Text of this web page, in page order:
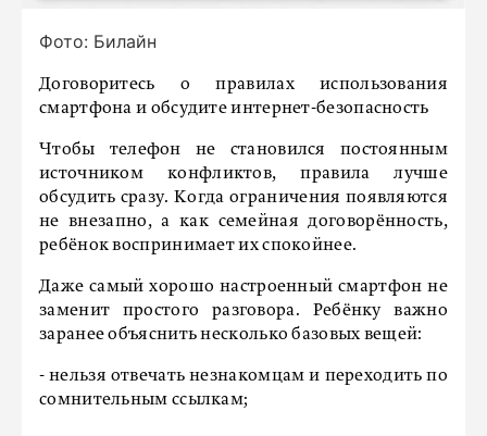
Фото: Билайн
Договоритесь о правилах использования
смартфона и обсудите интернет-безопасность
Чтобы телефон не становился постоянным
источником конфликтов, правила лучше
обсудить сразу. Когда ограничения появляются
не внезапно, а как семейная договорённость,
ребёнок воспринимает их спокойнее.
Даже самый хорошо настроенный смартфон не
заменит простого разговора. Ребёнку важно
заранее объяснить несколько базовых вещей:
- нельзя отвечать незнакомцам и переходить по
сомнительным ссылкам;